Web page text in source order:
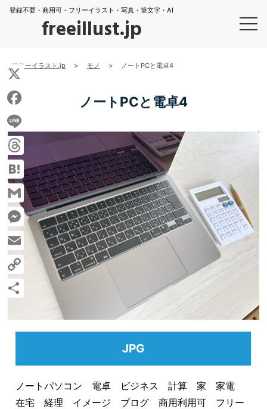
登録不要・商用可・フリーイラスト・写真・筆文字・AI
freeillust.jp
フリーイラスト.jp > モノ > ノートPCと電卓4
ノートPCと電卓4
JPG
ノートパソコン 電卓 ビジネス 計算 家 家電
在宅 経理 イメージ ブログ 商用利用可 フリー
X
Facebook
Line
Threads
Hatena
Gmail
Messenger
Email
Copy